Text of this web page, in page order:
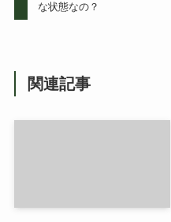
な状態なの？
関連記事